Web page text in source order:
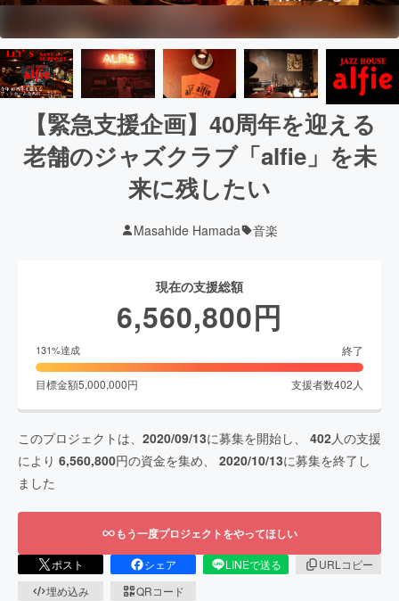
【緊急支援企画】40周年を迎える
老舗のジャズクラブ「alfie」を未
来に残したい
Masahide Hamada 音楽
現在の支援総額
6,560,800円
131%達成 終了
目標金額5,000,000円 支援者数402 人
このプロジェクトは、 2020/09/13に募集を開始し、 402人の支援
により 6,560,800円の資金を集め、 2020/10/13に募集を終了し
ました
もう一度プロジェクトをやってほしい
ポスト シェア LINEで送る
URLコピー
埋め込み
QRコード